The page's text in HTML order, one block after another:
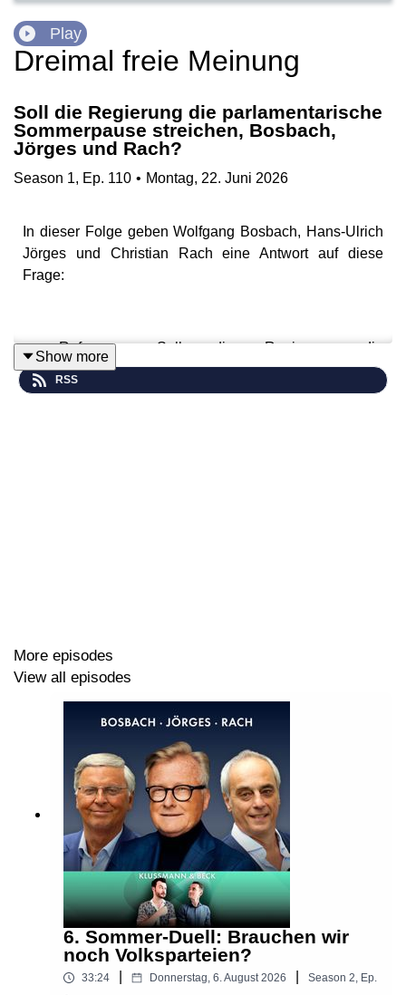
Play
Dreimal freie Meinung
Soll die Regierung die parlamentarische
Sommerpause streichen, Bosbach,
Jörges und Rach?
Season 1, Ep. 110 • Montag, 22. Juni 2026
In dieser Folge geben Wolfgang Bosbach, Hans-Ulrich
Jörges und Christian Rach eine Antwort auf diese
Frage:
Reformen: Soll die Regierung die
parlamentarische Sommerpause streichen?
Aktionen und Rabatte unserer Werbepartner finden Sie
https://wonderl.ink/@diewochentester
Hören Sie „Dreimal freie Meinung - Der Debatten
Podcast“ und unsere Kolumne „Deutschland-
Psychogramm“ werbefrei vorab in unserem Club. Infos
dazu hier:
Show more
RSS
More episodes
View all episodes
6. Sommer-Duell: Brauchen wir
noch Volksparteien?
33:24 Donnerstag, 6. August 2026 Season 2, Ep.